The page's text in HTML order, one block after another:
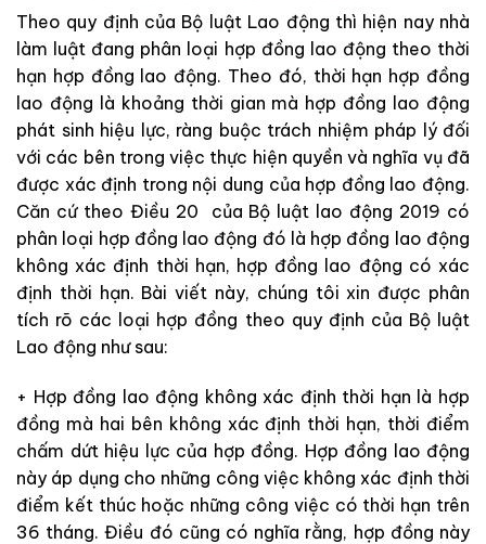
Theo quy định của Bộ luật Lao động thì hiện nay nhà
làm luật đang phân loại hợp đồng lao động theo thời
hạn hợp đồng lao động. Theo đó, thời hạn hợp đồng
lao động là khoảng thời gian mà hợp đồng lao động
phát sinh hiệu lực, ràng buộc trách nhiệm pháp lý đối
với các bên trong việc thực hiện quyền và nghĩa vụ đã
được xác định trong nội dung của hợp đồng lao động.
Căn cứ theo Điều 20 của Bộ luật lao động 2019 có
phân loại hợp đồng lao động đó là hợp đồng lao động
không xác định thời hạn, hợp đồng lao động có xác
định thời hạn. Bài viết này, chúng tôi xin được phân
tích rõ các loại hợp đồng theo quy định của Bộ luật
Lao động như sau:
+ Hợp đồng lao động không xác định thời hạn là hợp
đồng mà hai bên không xác định thời hạn, thời điểm
chấm dứt hiệu lực của hợp đồng. Hợp đồng lao động
này áp dụng cho những công việc không xác định thời
điểm kết thúc hoặc những công việc có thời hạn trên
36 tháng. Điều đó cũng có nghĩa rằng, hợp đồng này